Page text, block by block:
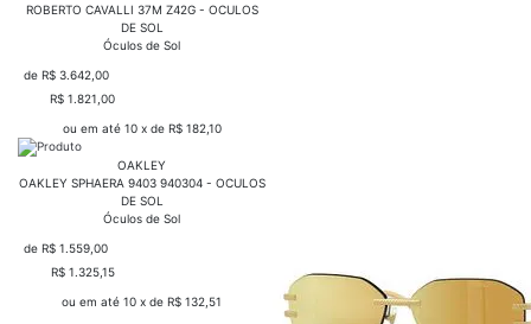
ROBERTO CAVALLI 37M Z42G - OCULOS
DE SOL
Óculos de Sol
de R$ 3.642,00
R$ 1.821,00
ou em até 10 x de R$ 182,10
OAKLEY
OAKLEY SPHAERA 9403 940304 - OCULOS
DE SOL
Óculos de Sol
de R$ 1.559,00
R$ 1.325,15
ou em até 10 x de R$ 132,51